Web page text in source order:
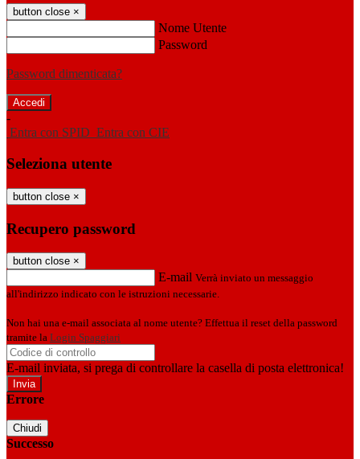
button close ×
Nome Utente
Password
Password dimenticata?
-
Entra con SPID Entra con CIE
Seleziona utente
button close ×
Recupero password
button close ×
E-mail Verrà inviato un messaggio
all'indirizzo indicato con le istruzioni necessarie.
Non hai una e-mail associata al nome utente? Effettua il reset della password
tramite la Login Spaggiari
E-mail inviata, si prega di controllare la casella di posta elettronica!
Errore
Chiudi
Successo